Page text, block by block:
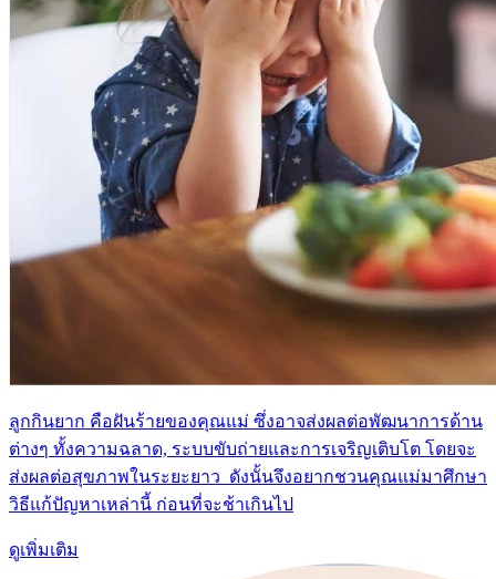
ลูกกินยาก คือฝันร้ายของคุณแม่ ซึ่งอาจส่งผลต่อพัฒนาการด้าน
ต่างๆ ทั้งความฉลาด, ระบบขับถ่ายและการเจริญเติบโต โดยจะ
ส่งผลต่อสุขภาพในระยะยาว ดังนั้นจึงอยากชวนคุณแม่มาศึกษา
วิธีแก้ปัญหาเหล่านี้ ก่อนที่จะช้าเกินไป
ดูเพิ่มเติม